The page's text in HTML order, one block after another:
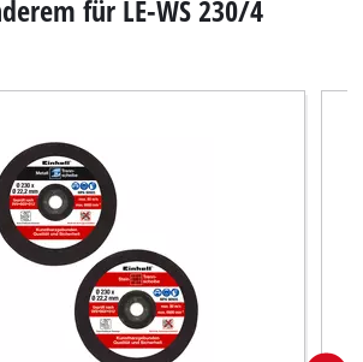
für LE-WS 230/4